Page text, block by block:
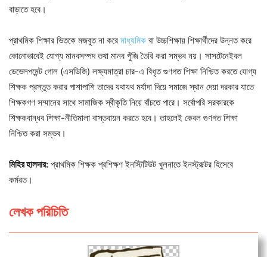
বাড়াতে হবে।
প্রাথমিক শিক্ষার ভিতকে মজবুত না করে মাধ্যমিক বা উচ্চশিক্ষায় শিক্ষার্থীদের উন্নত করে
কোনোভাবেই যোগ্য মানবসম্পদ তথা মানব পুঁজি তৈরি করা সম্ভব নয়। সাসটেনেইবল
ডেভেলপমেন্ট গোল (এসডিজি) লক্ষ্যমাত্রা চার-এ বিধৃত গুণগত শিক্ষা নিশ্চিত করতে যোগ্য
শিক্ষক প্রস্তুত করার পাশাপাশি তাদের যথাযথ মর্যাদা দিয়ে সমাজে স্থান দেয়া দরকার যাতে
শিক্ষকগণ সম্মানের সাথে সামাজিক স্বীকৃতি নিয়ে বাঁচতে পারে। সর্বোপরি সরকারকে
শিক্ষকবান্ধব শিক্ষা-নীতিমালা বাস্তবায়ন করতে হবে। তাহলেই কেবল গুণগত শিক্ষা
নিশ্চিত করা সম্ভব।
মিহির হালদার: প্রাথমিক শিক্ষক প্রশিক্ষণ ইনস্টিটিউট খুলনাতে ইনস্ট্রাক্টর হিসেবে
কর্মরত।
লেখক পরিচিতি